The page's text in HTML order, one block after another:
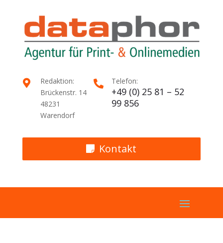

Redaktion:
Brückenstr. 14
48231
Warendorf
 Telefon:
+49 (0) 25 81 – 52
99 856
Kontakt